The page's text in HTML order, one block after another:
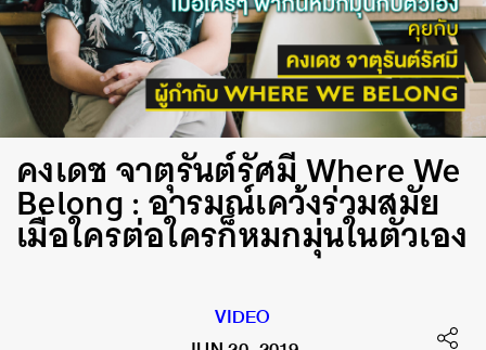
คงเดช จาตุรันต์รัศมี Where We
Belong : อารมณ์เคว้งร่วมสมัย
เมื่อใครต่อใครก็หมกมุ่นในตัวเอง
VIDEO